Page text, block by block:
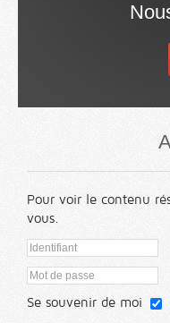
Pour voir le contenu
vous.
Se souvenir de moi